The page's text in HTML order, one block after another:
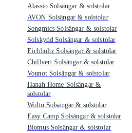
Alassio Solsängar & solstolar
AVON Solsängar & solstolar
Songmics Solsängar & solstolar
Solskydd Solsängar & solstolar
Eichholtz Solsängar & solstolar
Chillvert Solsängar & solstolar
Vounot Solsängar & solstolar
Hanah Home Solsängar &
solstolar
Woltu Solsängar & solstolar
Easy Camp Solsängar & solstolar
Blomus Solsängar & solstolar